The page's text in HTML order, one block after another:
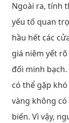
Ngoài ra, tính
yếu tố quan
hầu hết các
giá niêm yết
đối minh
có thể gặp
vàng không
biến. Vì vậy,